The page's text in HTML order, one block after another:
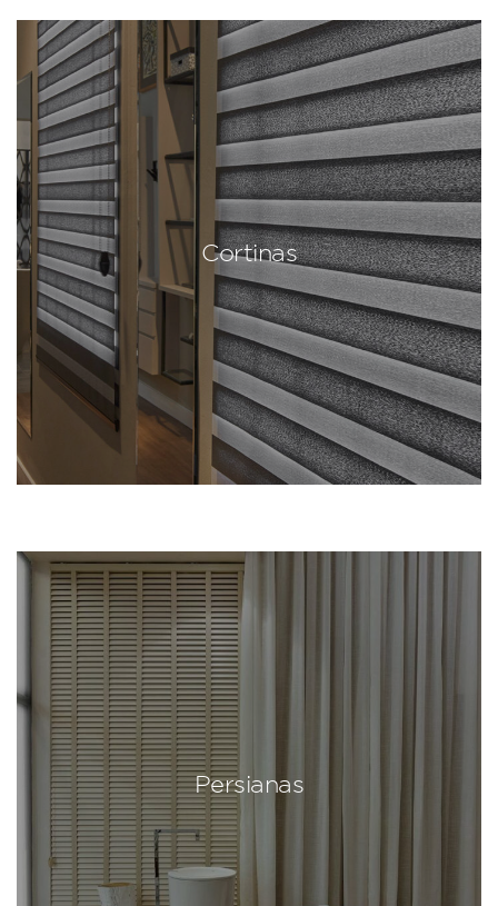
Cortinas
Persianas